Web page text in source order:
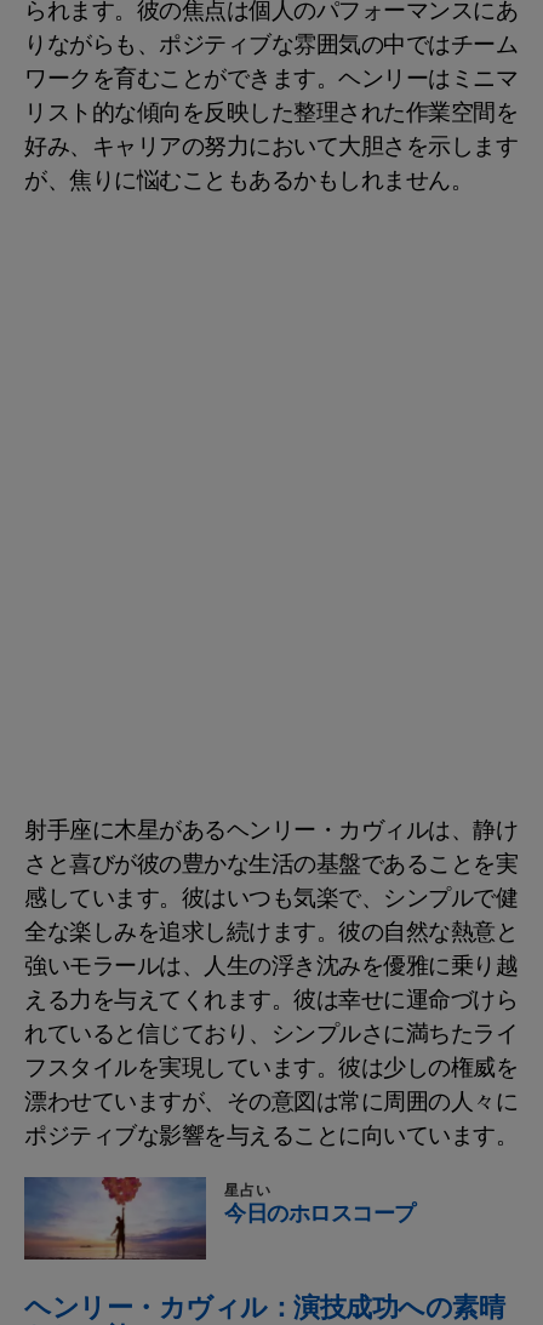
られます。彼の焦点は個人のパフォーマンスにあ
りながらも、ポジティブな雰囲気の中ではチーム
ワークを育むことができます。ヘンリーはミニマ
リスト的な傾向を反映した整理された作業空間を
好み、キャリアの努力において大胆さを示します
が、焦りに悩むこともあるかもしれません。
射手座に木星があるヘンリー・カヴィルは、静け
さと喜びが彼の豊かな生活の基盤であることを実
感しています。彼はいつも気楽で、シンプルで健
全な楽しみを追求し続けます。彼の自然な熱意と
強いモラールは、人生の浮き沈みを優雅に乗り越
える力を与えてくれます。彼は幸せに運命づけら
れていると信じており、シンプルさに満ちたライ
フスタイルを実現しています。彼は少しの権威を
漂わせていますが、その意図は常に周囲の人々に
ポジティブな影響を与えることに向いています。
星占い
今日のホロスコープ
ヘンリー・カヴィル：演技成功への素晴